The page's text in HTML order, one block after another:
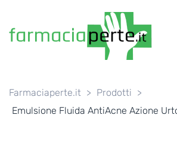
Farmaciaperte.it > Prodotti >
Emulsione Fluida AntiAcne Azione